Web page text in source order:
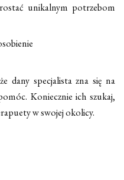
unikalnym potrzebom
dany specjalista zna się na
Koniecznie ich szukaj,
w swojej okolicy.